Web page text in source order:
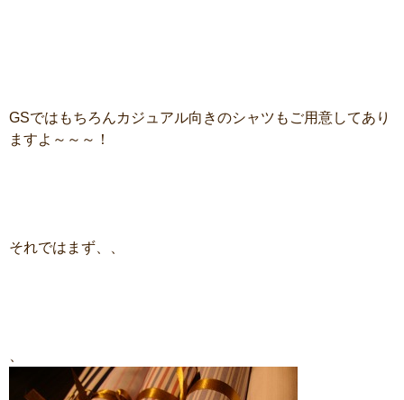
GSではもちろんカジュアル向きのシャツもご用意してあり
ますよ～～～！
それではまず、、